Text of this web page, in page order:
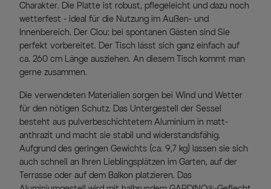
Charakter. Die Platte ist robust, pflegeleicht und dazu noch
wetterfest - ideal für die Nutzung im Außen- und
Innenbereich. Der Clou: bei spontanen Gästen sind Sie
perfekt vorbereitet. Der Tisch lässt sich ganz einfach auf
ca. 260 cm Länge ausziehen. An diesem Tisch kommt man
gerne zusammen.
Die verwendeten Materialien sorgen bei Wind und Wetter
für den nötigen Schutz. Das Untergestell der Sessel
besteht aus pulverbeschichtetem Aluminium in matt-
anthrazit und macht sie stabil und widerstandsfähig.
Aufgrund des geringen Gewichts (ca. 9,7 kg) lassen sie sich
auch schnell an Ihren Lieblingsplätzen im Garten, auf der
Terrasse oder auf dem Balkon platzieren. Das